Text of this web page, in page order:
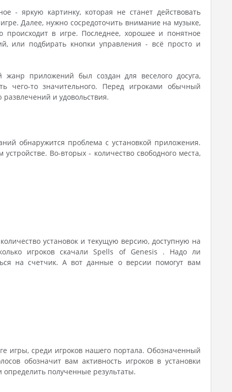
- яркую картинку, которая не станет действовать
Далее, нужно сосредоточить внимание на музыке,
происходит в игре. Последнее, хорошее и понятное
или подбирать кнопки управления - всё просто и
приложений был создан для веселого досуга,
чего-то значительного. Перед игроками обычный
и удовольствия.
обнаружится проблема с установкой приложения.
Во-вторых - количество свободного места,
установок и текущую версию, доступную на
игроков скачали Spells of Genesis . Надо ли
на счетчик. А вот данные о версии помогут вам
игры, среди игроков нашего портала. Обозначенный
обозначит вам активность игроков в установки
полученные результаты.